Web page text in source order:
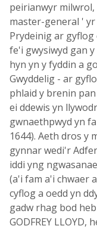
peirianwyr
master-general '
Prydeinig ar gyflog
fe'i gwysiwyd gan
hyn yn y fyddin a
Gwyddelig - ar
phlaid y brenin
ei ddewis yn
gwnaethpwyd yn
1644). Aeth dros y
gynnar wedi'r
iddi yng
(a'i fam a'i chwaer
cyflog a oedd yn
gadw rhag bod
GODFREY